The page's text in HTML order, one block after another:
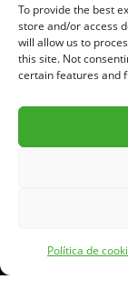
To provide the best
store and/or access
will allow us to
this site. Not
certain features and
Política de
navegador.
Cambios en la
El Grupo CPC se
presente Política
Política